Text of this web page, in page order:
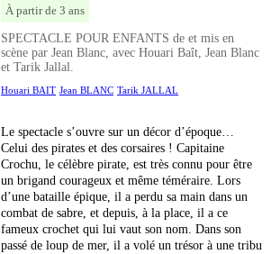
À partir de 3 ans
SPECTACLE POUR ENFANTS de et mis en
scène par Jean Blanc, avec Houari Baît, Jean Blanc
et Tarik Jallal.
Houari BAIT Jean BLANC Tarik JALLAL
Le spectacle s’ouvre sur un décor d’époque…
Celui des pirates et des corsaires ! Capitaine
Crochu, le célèbre pirate, est très connu pour être
un brigand courageux et même téméraire. Lors
d’une bataille épique, il a perdu sa main dans un
combat de sabre, et depuis, à la place, il a ce
fameux crochet qui lui vaut son nom. Dans son
passé de loup de mer, il a volé un trésor à une tribu